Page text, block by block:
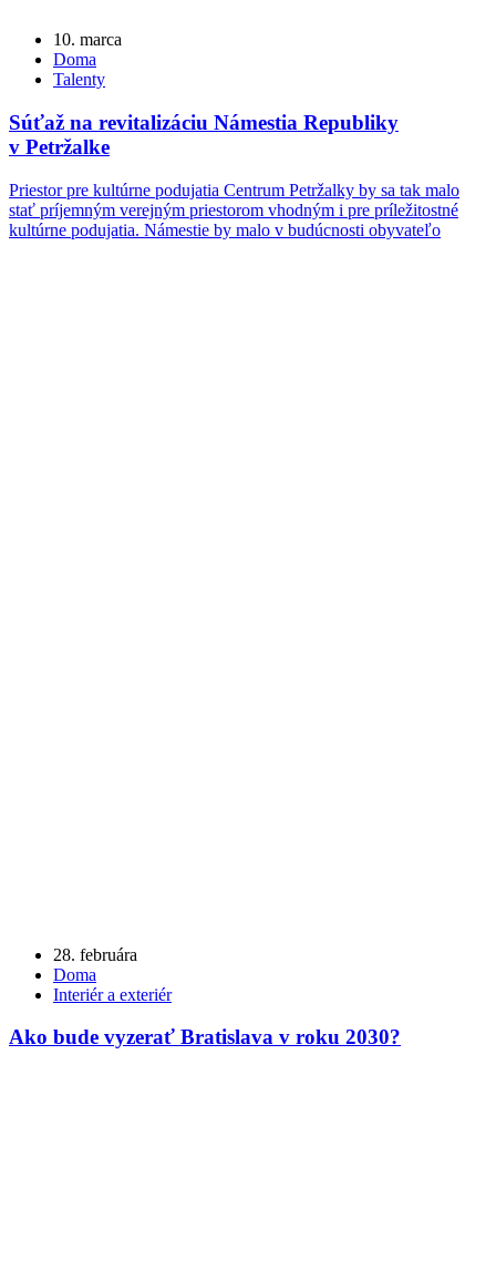
10. marca
Doma
Talenty
Súťaž na revitalizáciu Námestia Republiky
v Petržalke
Priestor pre kultúrne podujatia Centrum Petržalky by sa tak malo
stať príjemným verejným priestorom vhodným i pre príležitostné
kultúrne podujatia. Námestie by malo v budúcnosti obyvateľo
28. februára
Doma
Interiér a exteriér
Ako bude vyzerať Bratislava v roku 2030?